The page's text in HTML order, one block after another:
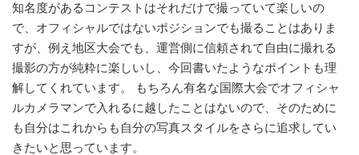
知名度があるコンテストはそれだけで撮っていて楽しいの
で、オフィシャルではないポジションでも撮ることはありま
すが、例え地区大会でも、運営側に信頼されて自由に撮れる
撮影の方が純粋に楽しいし、今回書いたようなポイントも理
解してくれています。 もちろん有名な国際大会でオフィシャ
ルカメラマンで入れるに越したことはないので、そのために
も自分はこれからも自分の写真スタイルをさらに追求してい
きたいと思っています。